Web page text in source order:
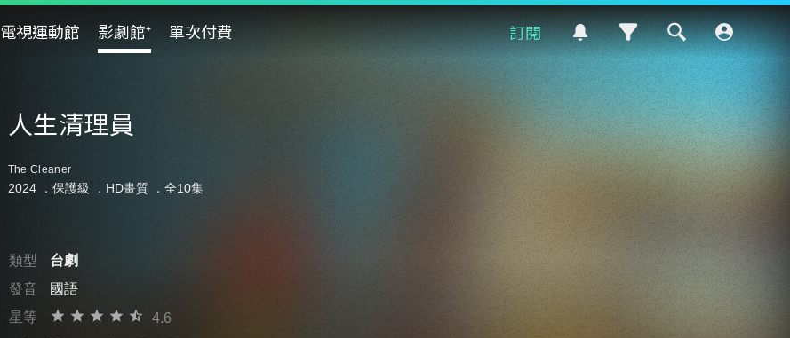
電視運動館 影劇館⁺ 單次付費 訂閱
人生清理員
The Cleaner
2024 ． 保護級 ．HD畫質 ．全10集
類型
台劇
發音
國語
星等
4.6